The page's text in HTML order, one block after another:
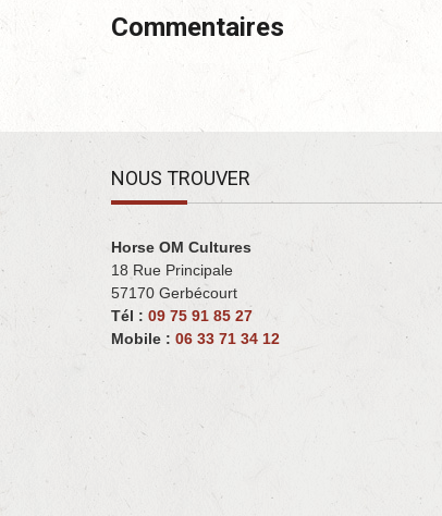
Commentaires
NOUS TROUVER
Horse OM Cultures
18 Rue Principale
57170 Gerbécourt ‎
Tél : 09 75 91 85 27
Mobile : 06 33 71 34 12